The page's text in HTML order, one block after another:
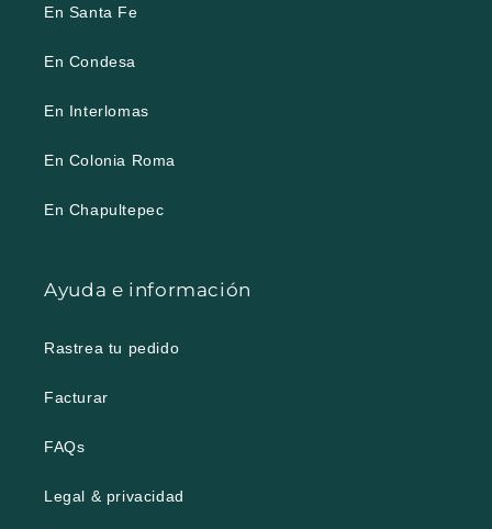
En Santa Fe
En Condesa
En Interlomas
En Colonia Roma
En Chapultepec
Ayuda e información
Rastrea tu pedido
Facturar
FAQs
Legal & privacidad